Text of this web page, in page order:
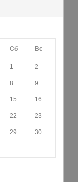
Сб Вс
1 2
8 9
15 16
22 23
29 30